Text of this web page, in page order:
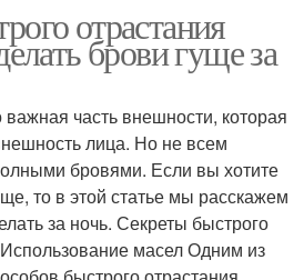
отрастания
брови гуще за
часть внешности, которая
лица. Но не всем
бровями. Если вы хотите
то в этой статье мы расскажем
за ночь. Секреты быстрого
масел Одним из